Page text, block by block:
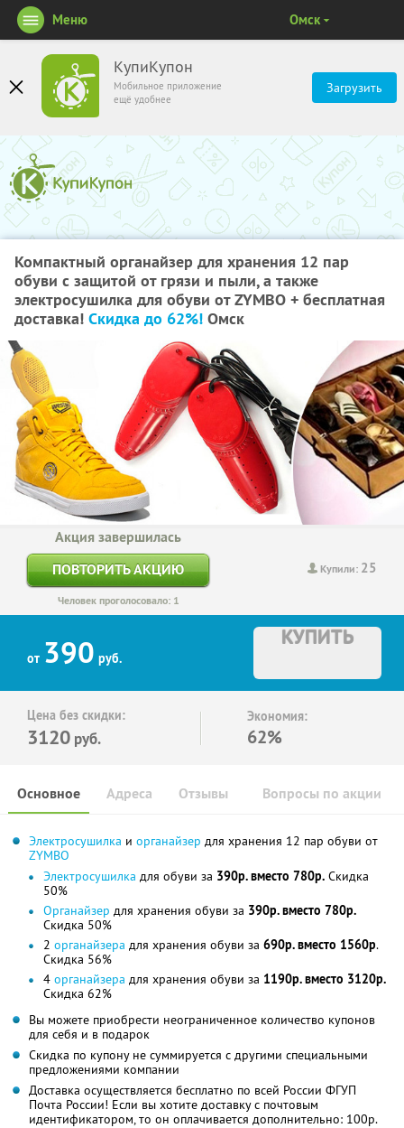
КупиКупон
Мобильное приложение
ещё удобнее
Загрузить
Меню Омск
Компактный органайзер для хранения 12 пар
обуви с защитой от грязи и пыли, а также
электросушилка для обуви от ZYMBO + бесплатная
доставка! Скидка до 62%! Омск
Купили: 25
Акция завершилась
ПОВТОРИТЬ АКЦИЮ
Человек проголосовало: 1
от 390 руб.
КУПИТЬ
Цена без скидки:
3120 руб.
Экономия:
62%
Основное Отзывы Вопросы по акции
Адреса
Электросушилка и органайзер для хранения 12 пар обуви от
ZYMBO
Электросушилка для обуви за 390р. вместо 780р. Скидка
50%
Органайзер для хранения обуви за 390р. вместо 780р.
Скидка 50%
2 органайзера для хранения обуви за 690р. вместо 1560р.
Скидка 56%
4 органайзера для хранения обуви за 1190р. вместо 3120р.
Скидка 62%
Вы можете приобрести неограниченное количество купонов
для себя и в подарок
Скидка по купону не суммируется с другими специальными
предложениями компании
Доставка осуществляется бесплатно по всей России ФГУП
Почта России! Если вы хотите доставку с почтовым
идентификатором, то он оплачивается дополнительно: 100р.